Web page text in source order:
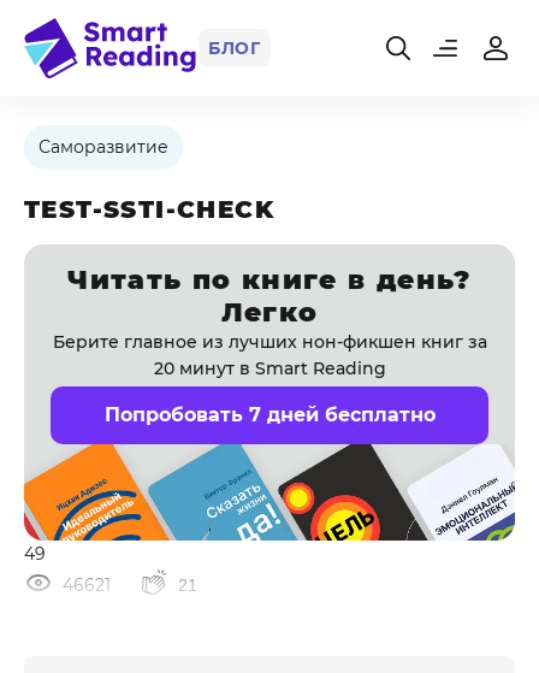
БЛОГ
Саморазвитие
TEST-SSTI-CHECK
Читать по книге в день?
Легко
Берите главное из лучших нон-фикшен книг за
20 минут в Smart Reading
Попробовать 7 дней бесплатно
49
46621
21